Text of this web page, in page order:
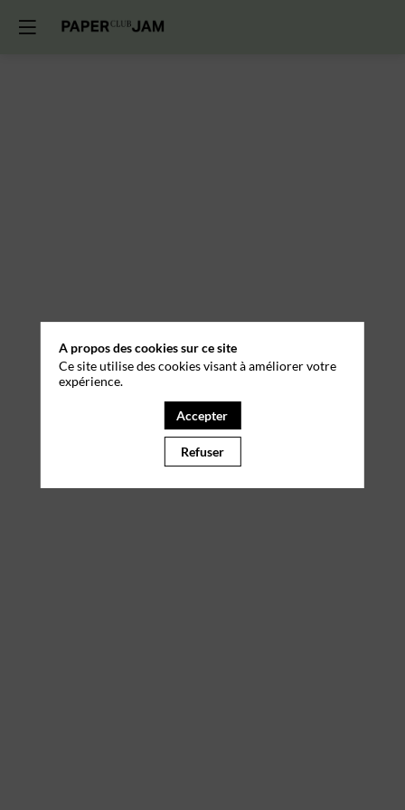
Il manque du contenu : rafraichissez votre navigateur
A propos des cookies sur ce site
Ce site utilise des cookies visant à améliorer votre
expérience.
Accepter
Refuser